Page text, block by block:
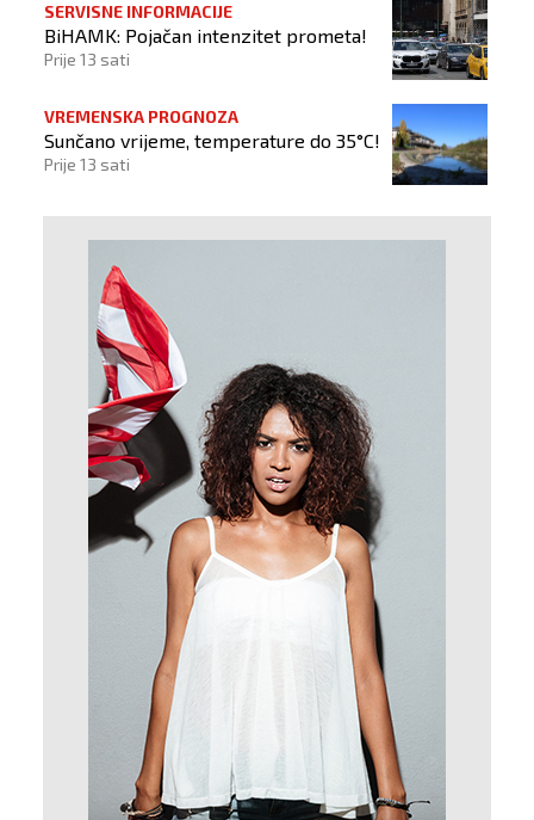
SERVISNE INFORMACIJE
BiHAMK: Pojačan intenzitet prometa!
Prije 13 sati
VREMENSKA PROGNOZA
Sunčano vrijeme, temperature do 35°C!
Prije 13 sati